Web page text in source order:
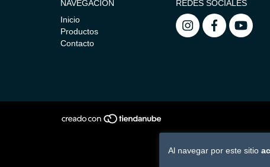
Al navegar por este sitio
NAVEGACIÓN
Inicio
Productos
Contacto
REDES SOCIALES